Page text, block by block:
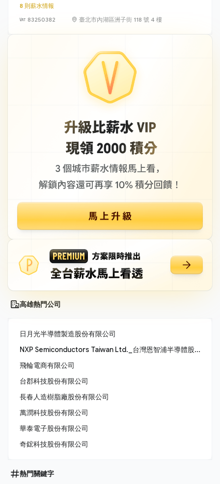
8 則薪水情報
83250382
臺北市內湖區洲子街 118 號 4 樓
高雄熱門公司
日月光半導體製造股份有限公司
NXP Semiconductors Taiwan Ltd._台灣恩智浦半導體股份有限公司
飛輪電商有限公司
台郡科技股份有限公司
長春人造樹脂廠股份有限公司
萬潤科技股份有限公司
華泰電子股份有限公司
奇鋐科技股份有限公司
熱門關鍵字